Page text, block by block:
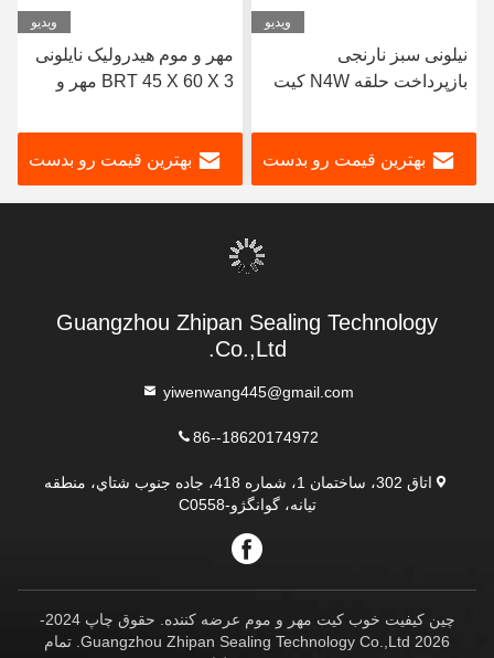
ویدیو
نیلونی سبز نارنجی
بازپرداخت حلقه N4W کیت
هیدرولیک
بهترین قیمت رو بدست
ویدیو
مهر و موم هیدرولیک نایلونی
BRT 45 X 60 X 3 مهر و
بهترین قیمت رو بدست
Guangzhou Zhipan Sealing Technology
Co.,Ltd.
yiwenwang445@gmail.com
86--18620174972
اتاق 302، ساختمان 1، شماره 418، جاده جنوب شتاي، منطقه
تيانه، گوانگژو-C0558
چین کیفیت خوب کیت مهر و موم عرضه کننده. حقوق چاپ 2024-
2026 Guangzhou Zhipan Sealing Technology Co.,Ltd. تمام